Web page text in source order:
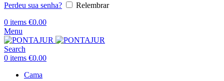
Perdeu sua senha?
Relembrar
0 items €0.00
Menu
Search
0 items €0.00
Cama